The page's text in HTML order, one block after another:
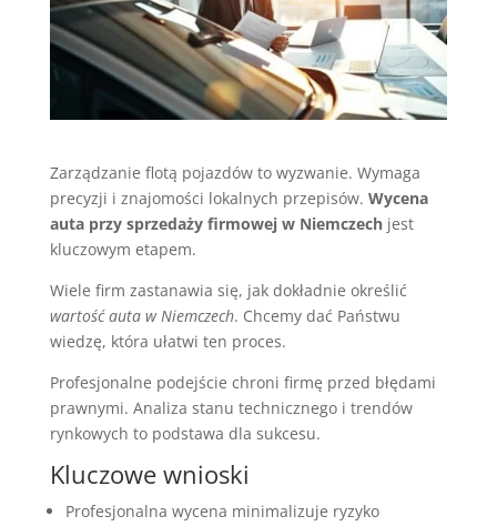
Zarządzanie flotą pojazdów to wyzwanie. Wymaga
precyzji i znajomości lokalnych przepisów. Wycena
auta przy sprzedaży firmowej w Niemczechjest
kluczowym etapem.
Wiele firm zastanawia się, jak dokładnie określić
wartość auta w Niemczech. Chcemy dać Państwu
wiedzę, która ułatwi ten proces.
Profesjonalne podejście chroni firmę przed błędami
prawnymi. Analiza stanu technicznego i trendów
rynkowych to podstawa dla sukcesu.
Kluczowe wnioski
Profesjonalna wycena minimalizuje ryzyko